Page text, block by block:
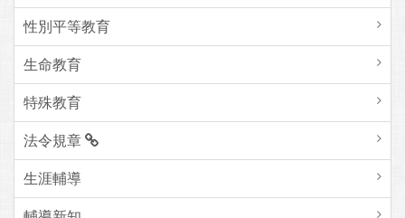
性別平等教育
生命教育
特殊教育
法令規章
生涯輔導